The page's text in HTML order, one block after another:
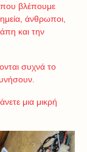
που βλέπουμε
άνθρωποι,
και την
συχνά το
μια μικρή